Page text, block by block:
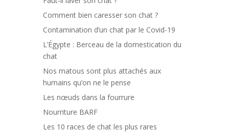
Comment bien caresser son chat ?
Contamination d’un chat par le Covid-19
L’Égypte : Berceau de la domestication du
chat
Nos matous sont plus attachés aux
humains qu’on ne le pense
Les nœuds dans la fourrure
Nourriture BARF
Les 10 races de chat les plus rares